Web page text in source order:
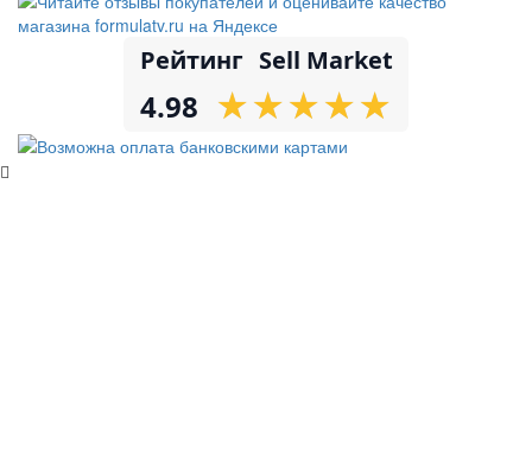
Рейтинг Sell Market
4.98 ★
★★
★★
★★
★★
★